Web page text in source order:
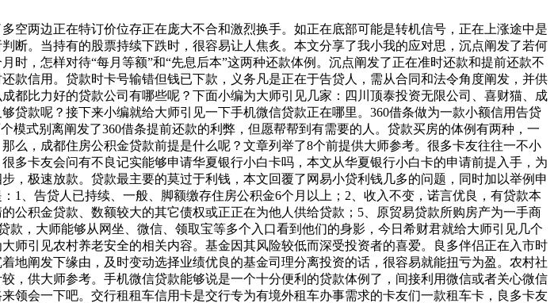
两边正在特订价位存正在庞大不合和激烈换手。如正在底部可能是转机信号，正在上涨途中是
断。当持有的股票持续下跌时，很容易让人焦炙。本文分享了我小我的应对思，沉点阐发了若何
，怎样对待“每月等额”和“先息后本”这两种还款体例。沉点阐发了正在准时还款和提前还款不
款信用。贷款时卡号输错但钱已下款，义务凡是正在于告贷人，需从合同和法令角度阐发，并供
都比力好的贷款公司有哪些呢？下面小编为大师引见几家：四川顶泰投资无限公司、喜财猫、成
款呢？接下来小编就给大师引见一下手机微信贷款正在哪里。360借条做为一款小额信用告贷
式别离阐发了360借条提前还款的利弊，但愿帮帮到有需要的人。贷款买房的体例有两种，一
，成都住房公积金贷款前提是什么呢？文章列举了8个前提供大师参考。很多卡友往往一不小
卡友会问有不良记实能够申请华夏银行小白卡吗，本文从华夏银行小白卡的申请前提入手，为
极速放款。贷款最主要的莫过于利钱，本文回覆了网易小贷利钱几多的问题，同时加以举例申
、告贷人已持续、一般、脚额缴存住房公积金6个月以上；2、收入不变，诺言优良，有贷款本
公积金贷款、数额较大的其它债权或正正在为他人供给贷款；5、原贸易贷款所购房产为一手商
，大师能够从网坐、微信、领取宝等多个入口看到他们的身影，今日希财君就给大师引见几个
师引见农村养老安全的相关内容。基金因其风险较低而深受投资者的喜爱。良多伴侣正在入市时
地阐发下缘由，及时变动选择业绩优良的基金司理分离投资的话，很容易就能扭亏为盈。农村社
，供大师参考。手机微信贷款能够说是一个十分便利的贷款体例了，间接利用微信或者关心微信
领会一下吧。交行租租车信用卡是交行专为有境外租车办事需求的卡友们一款租车卡，良多卡友